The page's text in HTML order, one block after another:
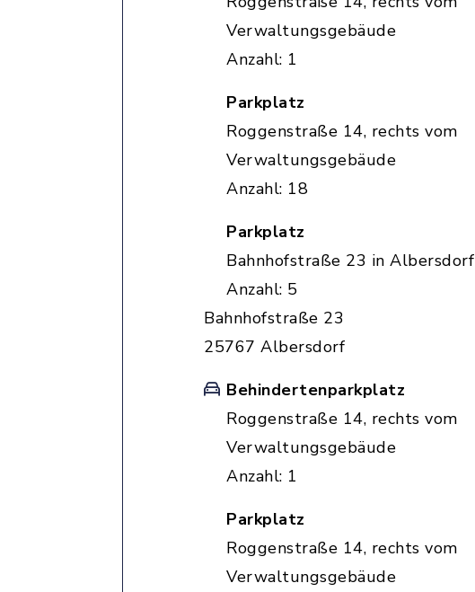
Verwaltungsgebäude
Anzahl: 1
Parkplatz
Roggenstraße 14, rechts vom
Verwaltungsgebäude
Anzahl: 18
Parkplatz
Bahnhofstraße 23 in Albersdorf
Anzahl: 5
Bahnhofstraße 23
25767 Albersdorf
Behindertenparkplatz
Roggenstraße 14, rechts vom
Verwaltungsgebäude
Anzahl: 1
Parkplatz
Roggenstraße 14, rechts vom
Verwaltungsgebäude